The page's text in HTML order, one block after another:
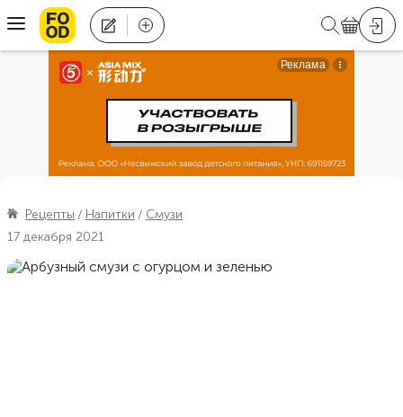
Рецепты Напитки
Смузи
17 декабря 2021